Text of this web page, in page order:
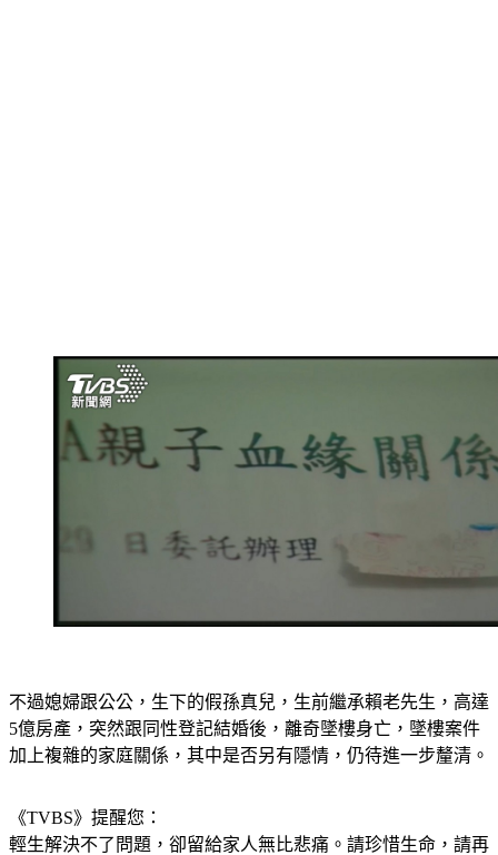
不過媳婦跟公公，生下的假孫真兒，生前繼承賴老先生，高達
5億房產，突然跟同性登記結婚後，離奇墜樓身亡，墜樓案件
加上複雜的家庭關係，其中是否另有隱情，仍待進一步釐清。
《TVBS》提醒您：
輕生解決不了問題，卻留給家人無比悲痛。請珍惜生命，請再